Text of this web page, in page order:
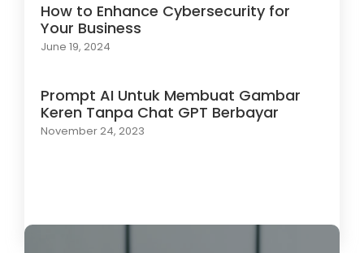
How to Enhance Cybersecurity for
Your Business
June 19, 2024
Prompt AI Untuk Membuat Gambar
Keren Tanpa Chat GPT Berbayar
November 24, 2023